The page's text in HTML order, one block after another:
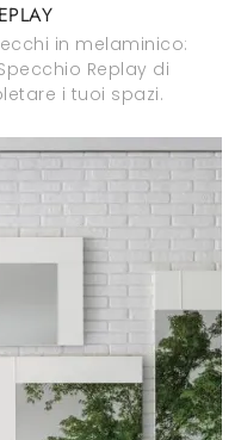
in melaminico:
Replay di
i tuoi spazi.